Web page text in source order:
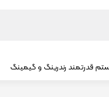
قدرتمند رندرینگ و گیمینگ